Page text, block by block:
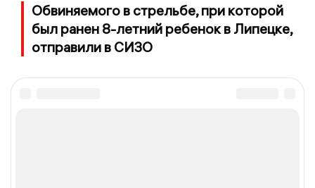
Обвиняемого в стрельбе, при которой
был ранен 8-летний ребенок в Липецке,
отправили в СИЗО